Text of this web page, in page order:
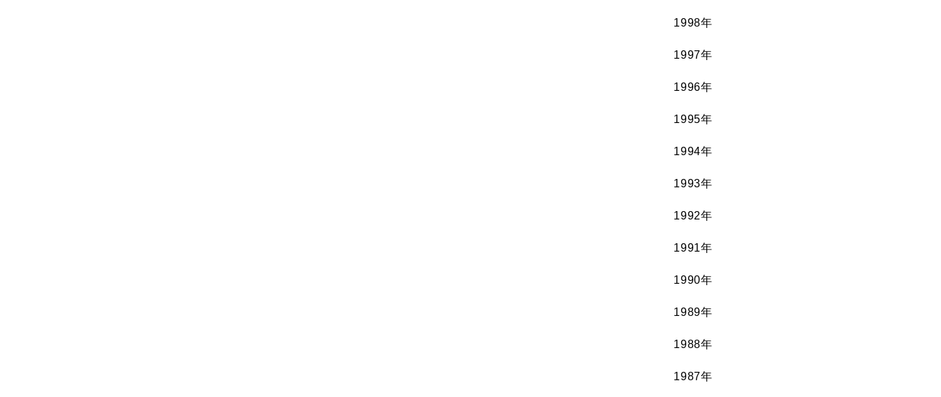
1998年
1997年
1996年
1995年
1994年
1993年
1992年
1991年
1990年
1989年
1988年
1987年